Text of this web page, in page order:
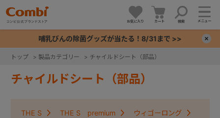
お気に入り カート 検索 メニュー
哺乳びんの除菌グッズが当たる！8/31まで >>
トップ > 製品カテゴリー > チャイルドシート（部品）
チャイルドシート（部品）
THE S THE S premium ウィゴーロング